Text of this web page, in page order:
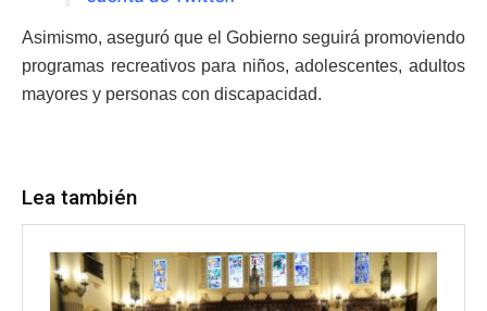
Asimismo, aseguró que el Gobierno seguirá promoviendo
programas recreativos para niños, adolescentes, adultos
mayores y personas con discapacidad.
Lea también